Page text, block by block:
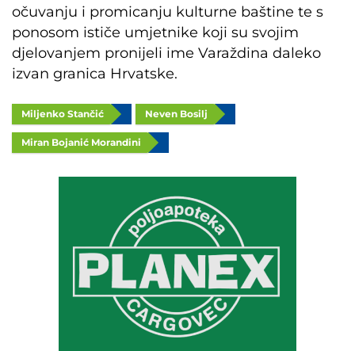
očuvanju i promicanju kulturne baštine te s
ponosom ističe umjetnike koji su svojim
djelovanjem pronijeli ime Varaždina daleko
izvan granica Hrvatske.
Miljenko Stančić Neven Bosilj
Miran Bojanić Morandini